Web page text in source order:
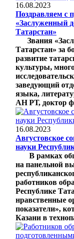
16.08.2023
Поздравляем с
«Заслуженный
Татарстан»
Звания
Татарстан» за
развитие
культуры,
заведующий
языка,
АН РТ, доктор
16.08.2023
Августовское
науки
В рамках
на панельной
работников
Республике
нравственные
показатели»,
Казани в